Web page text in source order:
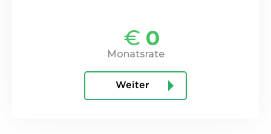
Weiter
€ 0
Monatsrate